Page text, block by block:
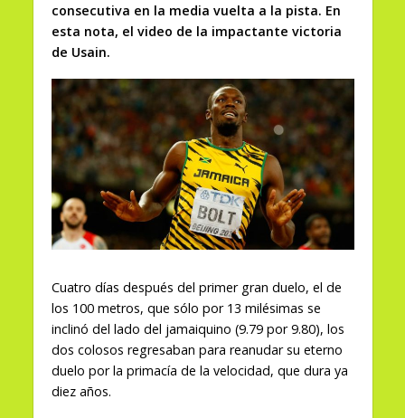
consecutiva en la media vuelta a la pista. En
esta nota, el video de la impactante victoria
de Usain.
Cuatro días después del primer gran duelo, el de
los 100 metros, que sólo por 13 milésimas se
inclinó del lado del jamaiquino (9.79 por 9.80), los
dos colosos regresaban para reanudar su eterno
duelo por la primacía de la velocidad, que dura ya
diez años.